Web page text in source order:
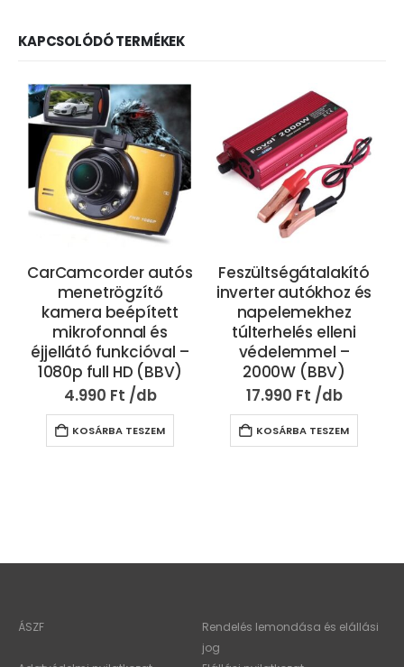
KAPCSOLÓDÓ TERMÉKEK
CarCamcorder autós
menetrögzítő
kamera beépített
mikrofonnal és
éjjellátó funkcióval –
1080p full HD (BBV)
4.990 Ft
KOSÁRBA TESZEM
Feszültségátalakító
inverter autókhoz és
napelemekhez
túlterhelés elleni
védelemmel –
2000W (BBV)
17.990 Ft
KOSÁRBA TESZEM
ÁSZF
Rendelés lemondása és elállási
jog